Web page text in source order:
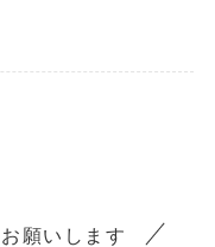
願いします